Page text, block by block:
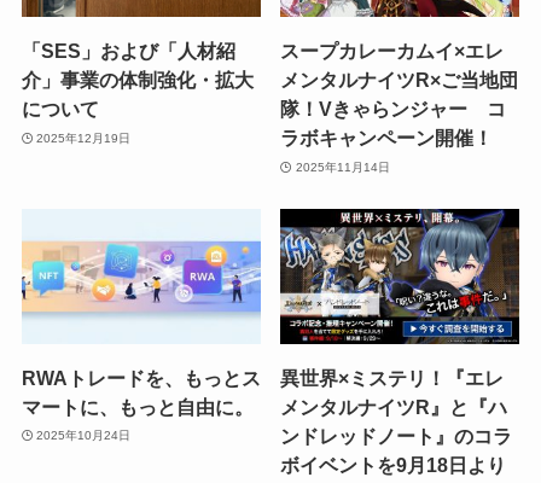
「SES」および「人材紹
介」事業の体制強化・拡大
について
2025年12月19日
スープカレーカムイ×エレ
メンタルナイツR×ご当地団
隊！Vきゃらンジャー コ
ラボキャンペーン開催！
2025年11月14日
RWAトレードを、もっとス
マートに、もっと自由に。
2025年10月24日
異世界×ミステリ！『エレ
メンタルナイツR』と『ハ
ンドレッドノート』のコラ
ボイベントを9月18日より